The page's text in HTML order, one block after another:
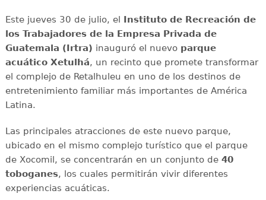
Este jueves 30 de julio, el Instituto de Recreación de
los Trabajadores de la Empresa Privada de
Guatemala (Irtra) inauguró el nuevo parque
acuático Xetulhá, un recinto que promete transformar
el complejo de Retalhuleu en uno de los destinos de
entretenimiento familiar más importantes de América
Latina.
Las principales atracciones de este nuevo parque,
ubicado en el mismo complejo turístico que el parque
de Xocomil, se concentrarán en un conjunto de40
toboganes, los cuales permitirán vivir diferentes
experiencias acuáticas.